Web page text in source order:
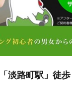
「淡路町駅」徒